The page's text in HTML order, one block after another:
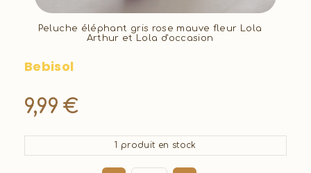
Peluche éléphant gris rose mauve fleur Lola
Arthur et Lola d'occasion
Bebisol
9,99 €
1 produit en stock